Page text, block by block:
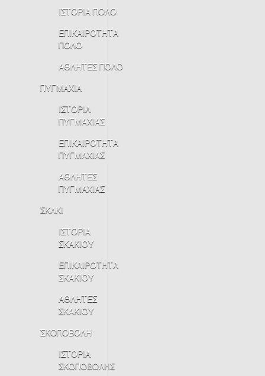
ΙΣΤΟΡΙΑ ΠΟΛΟ
ΕΠΙΚΑΙΡΟΤΗΤΑ
ΠΟΛΟ
ΑΘΛΗΤΕΣ ΠΟΛΟ
ΠΥΓΜΑΧΙΑ
ΙΣΤΟΡΙΑ
ΠΥΓΜΑΧΙΑΣ
ΕΠΙΚΑΙΡΟΤΗΤΑ
ΠΥΓΜΑΧΙΑΣ
ΑΘΛΗΤΕΣ
ΠΥΓΜΑΧΙΑΣ
ΣΚΑΚΙ
ΙΣΤΟΡΙΑ
ΣΚΑΚΙΟΥ
ΕΠΙΚΑΙΡΟΤΗΤΑ
ΣΚΑΚΙΟΥ
ΑΘΛΗΤΕΣ
ΣΚΑΚΙΟΥ
ΣΚΟΠΟΒΟΛΗ
ΙΣΤΟΡΙΑ
ΣΚΟΠΟΒΟΛΗΣ